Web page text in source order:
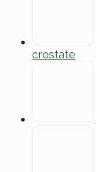
crostate